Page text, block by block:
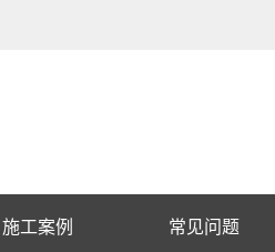
施工案例 常见问题